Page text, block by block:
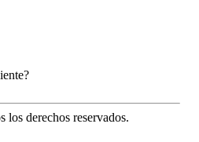
los derechos reservados.